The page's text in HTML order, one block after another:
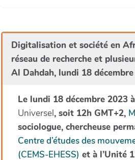
Digitalisation et société en
réseau de recherche et
Al Dahdah, lundi 18
Le lundi 18 décembre 2023
Universel, soit 12h GMT+2,
sociologue, chercheuse
Centre d’études des
(CEMS-EHESS) et à l’Unité